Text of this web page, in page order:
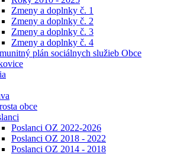
Zmeny a doplnky č. 1
Zmeny a doplnky č. 2
Zmeny a doplnky č. 3
Zmeny a doplnky č. 4
plán sociálnych služieb Obce
obce
Poslanci OZ 2022-2026
Poslanci OZ 2018 - 2022
Poslanci OZ 2014 - 2018